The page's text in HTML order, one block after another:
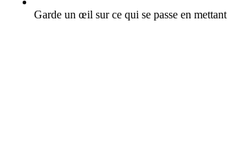
Garde un œil sur ce qui se passe en